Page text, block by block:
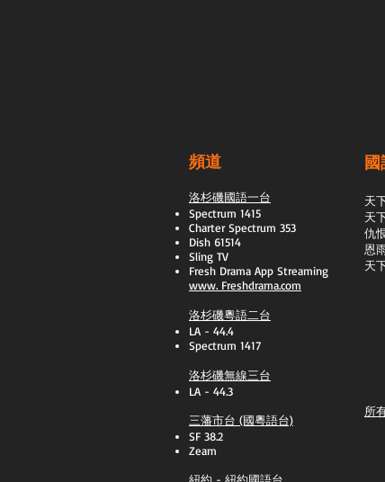
頻道
洛杉磯國語一台
Spectrum 1415
Charter Spectrum 353
Dish 61514
Sling TV
​Fresh Drama App Streaming
www. Freshdrama.com
洛杉磯粵語二台
LA - 44.4
Spectrum 1417
洛杉磯無線三台
LA - 44.3
三藩市台 (國粵語台)
SF 38.2
Zeam
國
天
天
仇
恩
天
所